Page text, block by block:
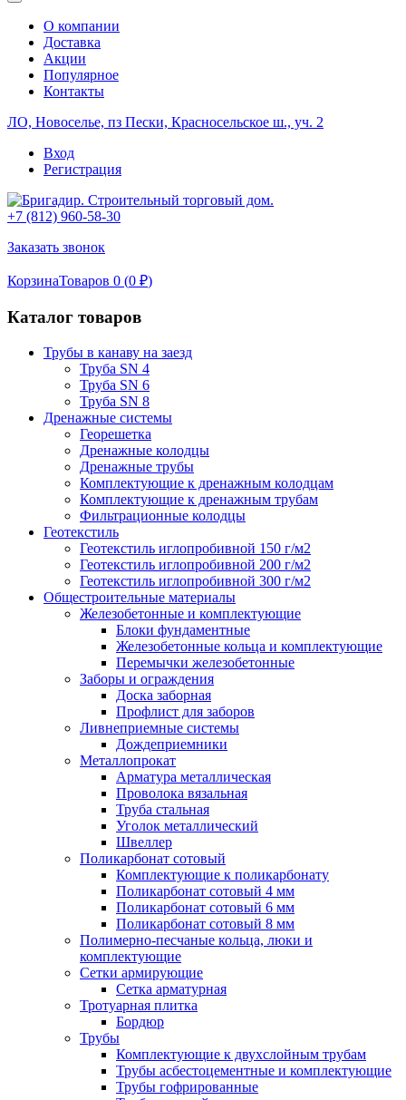
О компании
Доставка
Акции
Популярное
Контакты
ЛО, Новоселье, пз Пески, Красносельское ш., уч. 2
Вход
Регистрация
+7 (812) 960-58-30
Заказать звонок
КорзинаТоваров 0 (0 ₽)
Каталог товаров
Трубы в канаву на заезд
Труба SN 4
Труба SN 6
Труба SN 8
Дренажные системы
Георешетка
Дренажные колодцы
Дренажные трубы
Комплектующие к дренажным колодцам
Комплектующие к дренажным трубам
Фильтрационные колодцы
Геотекстиль
Геотекстиль иглопробивной 150 г/м2
Геотекстиль иглопробивной 200 г/м2
Геотекстиль иглопробивной 300 г/м2
Общестроительные материалы
Железобетонные и комплектующие
Блоки фундаментные
Железобетонные кольца и комплектующие
Перемычки железобетонные
Заборы и ограждения
Доска заборная
Профлист для заборов
Ливнеприемные системы
Дождеприемники
Металлопрокат
Арматура металлическая
Проволока вязальная
Труба стальная
Уголок металлический
Швеллер
Поликарбонат сотовый
Комплектующие к поликарбонату
Поликарбонат сотовый 4 мм
Поликарбонат сотовый 6 мм
Поликарбонат сотовый 8 мм
Полимерно-песчаные кольца, люки и
комплектующие
Сетки армирующие
Сетка арматурная
Тротуарная плитка
Бордюр
Трубы
Комплектующие к двухслойным трубам
Трубы асбестоцементные и комплектующие
Трубы гофрированные